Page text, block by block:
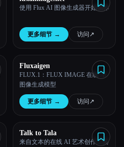
使用 Flux AI 图像生成器开始创作
更多细节 → 访问 ↗︎
Fluxaigen
FLUX.1：FLUX IMAGE 在线 AI
图像生成模型
更多细节 → 访问 ↗︎
Talk to Tala
来自文本的在线 AI 艺术创作工具